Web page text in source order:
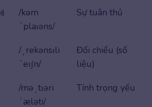
/kəm
ˈplaɪəns/
Sự tuân thủ
/ˌrekənsɪli
ˈeɪʃn/
Đối chiếu (số
liệu)
/məˌtɪəri
ˈæləti/
Tính trọng yếu